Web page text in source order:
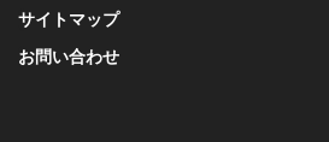
サイトマップ
お問い合わせ